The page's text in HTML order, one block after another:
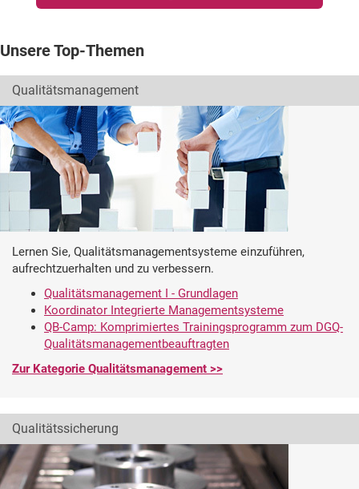
Unsere Top-Themen
Qualitätsmanagement
Lernen Sie, Qualitätsmanagementsysteme einzuführen,
aufrechtzuerhalten und zu verbessern.
Qualitätsmanagement I - Grundlagen
Koordinator Integrierte Managementsysteme
QB-Camp: Komprimiertes Trainingsprogramm zum DGQ-
Qualitätsmanagementbeauftragten
Zur Kategorie Qualitätsmanagement >>
Qualitätssicherung